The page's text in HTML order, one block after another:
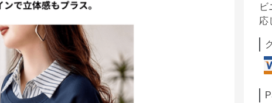
ビ
応